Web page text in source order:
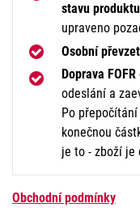
stavu
upraveno
Osobní
Doprava FOFR
odeslání a
Po
konečnou
je to - zboží je
Obchodní podmínky